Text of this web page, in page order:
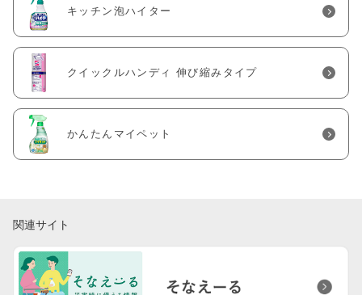
キッチン泡ハイター
クイックルハンディ 伸び縮みタイプ
かんたんマイペット
関連サイト